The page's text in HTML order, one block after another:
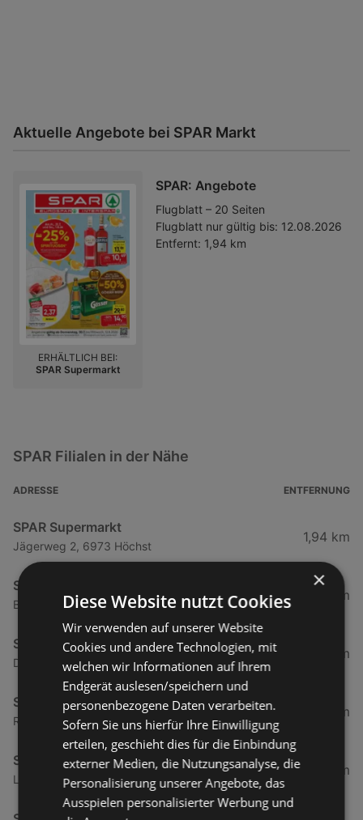
Aktuelle Angebote bei SPAR Markt
SPAR: Angebote
Flugblatt – 20 Seiten
Flugblatt nur gültig bis: 12.08.2026
Entfernt: 1,94 km
ERHÄLTLICH BEI:
SPAR Supermarkt
SPAR Filialen in der Nähe
ADRESSE ENTFERNUNG
SPAR Supermarkt
Jägerweg 2, 6973 Höchst
1,94 km
SPAR Supermarkt
Bundesstraße 80, 6972 Fussach
3,84 km
SPAR Supermarkt
Dorfstraße 46, 6972 Fußach
5,03 km
SPAR Supermarkt
Reichstraße 48b, 6890 Lustenau
5,68 km
SPAR Supermarkt
Landstraße 77, 6971 Hard
6,68 km
×
Diese Website nutzt Cookies
Wir verwenden auf unserer Website
Cookies und andere Technologien, mit
welchen wir Informationen auf Ihrem
Endgerät auslesen/speichern und
personenbezogene Daten verarbeiten.
Sofern Sie uns hierfür Ihre Einwilligung
erteilen, geschieht dies für die Einbindung
externer Medien, die Nutzungsanalyse, die
Personalisierung unserer Angebote, das
Ausspielen personalisierter Werbung und